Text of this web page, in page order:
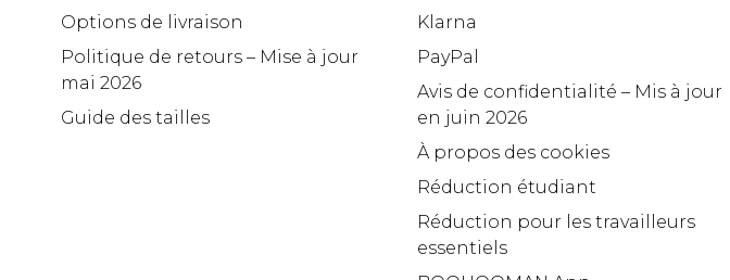
Options de livraison
Politique de retours – Mise à jour
mai 2026
Guide des tailles
Klarna
PayPal
Avis de confidentialité – Mis à jour
en juin 2026
À propos des cookies
Réduction étudiant
Réduction pour les travailleurs
essentiels